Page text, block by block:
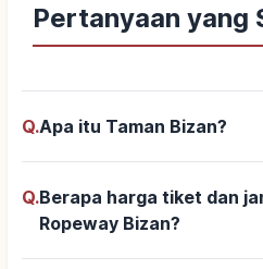
Pertanyaan yang
Q.Apa itu Taman Bizan?
Q.Berapa harga tiket dan
Ropeway Bizan?